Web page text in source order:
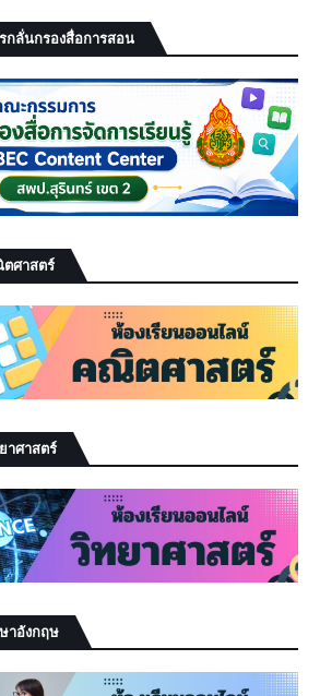
ลั่นกรองสื่อการสอน
ศาสตร์
าศาสตร์
าอังกฤษ